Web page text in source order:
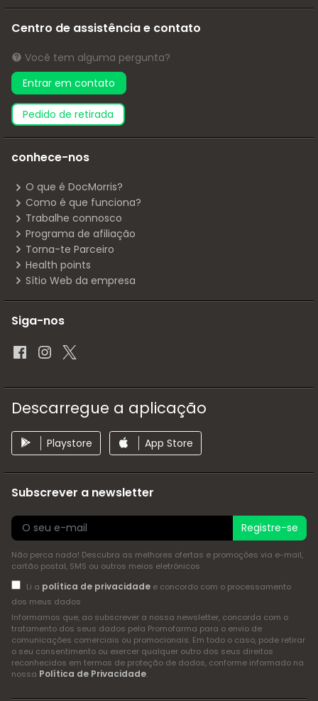
Centro de assistência e contato
Você tem alguma pergunta?
Entrar em contato
pedido de retirada
conhece-nos
O que é DocMorris?
Como é que funciona?
Trabalhe connosco
Programa de afiliação
Torna-te Parceiro
Health points
Sítio Web da empresa
Siga-nos
Descarregue a aplicação
Playstore App Store
Subscrever a newsletter
Registre-se
Não perca nada! Descubra as melhores ofertas e promoções via e-mail,
cartão postal, SMS ou outros meios eletrónicos
Li a política de privacidadee concordo com o processamento
dos meus dados
Informamos que, ao subscrever a nossa newsletter, concorda com o
tratamento dos seus dados pela Promofarma para o envio de
comunicações comerciais ou promocionais. Em todo o caso, pode retirar
o seu consentimento ou exercer qualquer outro dos seus direitos
reconhecidos em termos de proteção de dados, conforme informado na
nossa Política de Privacidade.